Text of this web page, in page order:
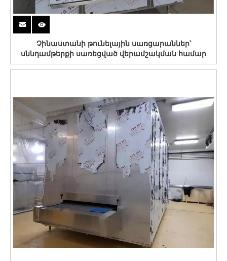
Չինաստանի թունելային սառցարաններ՝
սննդամթերքի սառեցված վերամշակման համար